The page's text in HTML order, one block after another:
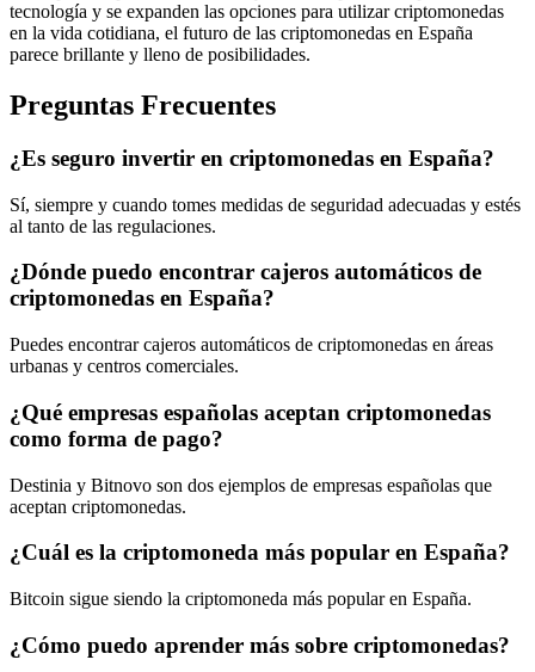
tecnología y se expanden las opciones para utilizar criptomonedas
en la vida cotidiana, el futuro de las criptomonedas en España
parece brillante y lleno de posibilidades.
Preguntas Frecuentes
¿Es seguro invertir en criptomonedas en España?
Sí, siempre y cuando tomes medidas de seguridad adecuadas y estés
al tanto de las regulaciones.
¿Dónde puedo encontrar cajeros automáticos de
criptomonedas en España?
Puedes encontrar cajeros automáticos de criptomonedas en áreas
urbanas y centros comerciales.
¿Qué empresas españolas aceptan criptomonedas
como forma de pago?
Destinia y Bitnovo son dos ejemplos de empresas españolas que
aceptan criptomonedas.
¿Cuál es la criptomoneda más popular en España?
Bitcoin sigue siendo la criptomoneda más popular en España.
¿Cómo puedo aprender más sobre criptomonedas?